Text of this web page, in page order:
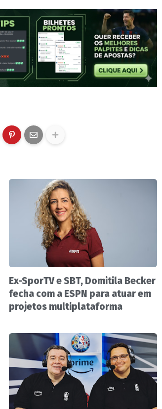
Ex-SporTV e SBT, Domitila Becker
fecha com a ESPN para atuar em
projetos multiplataforma